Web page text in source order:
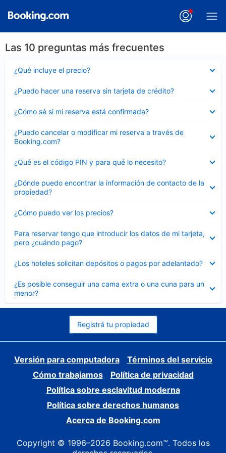
Las 10 preguntas más frecuentes
¿Qué incluye el precio?
cerrado
¿Puedo hacer una reserva sin tarjeta de crédito?
cerrado
¿Cómo sé si mi reserva está confirmada?
cerrado
¿Puedo cancelar o modificar mi reserva a través de
Booking.com?
cerrado
¿Qué es el código PIN y para qué lo necesito?
cerrado
¿Dónde puedo encontrar la información de contacto de la
propiedad?
cerrado
¿Cómo puedo ver los precios?
cerrado
Para reservar tengo que introducir los datos de mi tarjeta,
pero ¿cuándo pago?
cerrado
¿Los hoteles solicitan depósitos o pagos por adelantado?
cerrado
¿Es posible conseguir una cama extra o una cuna para un
menor?
cerrado
Registrá tu propiedad
Versión para computadora
Términos del servicio
Cómo trabajamos
Política de privacidad
Política sobre esclavitud moderna
Política sobre derechos humanos
Acerca de Booking.com
Copyright © 1996–2026 Booking.com™. Todos los